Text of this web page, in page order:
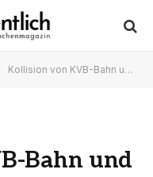
Kollision von KVB-Bahn und Skoda in Ossendorf – mehrere Verletzte
Bahn und